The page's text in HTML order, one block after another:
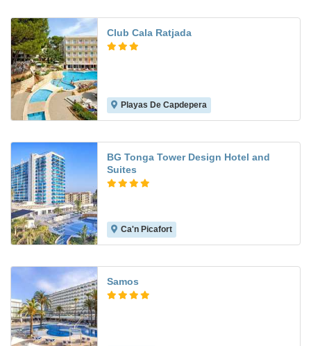
Club Cala Ratjada
Playas De Capdepera
BG Tonga Tower Design Hotel and
Suites
Ca'n Picafort
Samos